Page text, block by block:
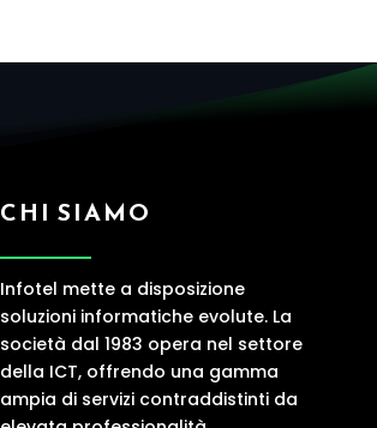
CHI SIAMO
Infotel mette a disposizione
soluzioni informatiche evolute. La
società dal 1983 opera nel settore
della ICT, offrendo una gamma
ampia di servizi contraddistinti da